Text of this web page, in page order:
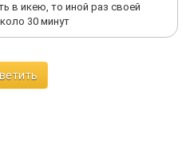
в икею, то иной раз своей
30 минут